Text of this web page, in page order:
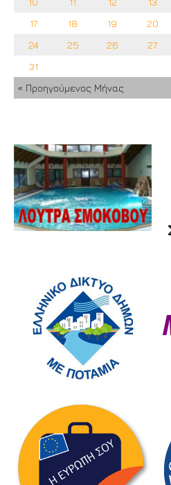
17
18 19 20
24
25 26 27
31
« Προηγούμενος Μήνας